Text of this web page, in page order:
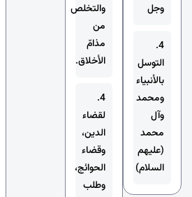
وجل
4.
التوسل
بالأنبياء
ومحمد
وآل
محمد
(عليهم
السلام)
والتخلص
من
مذامّ
الأخلاق.
4.
لقضاء
الدين،
وقضاء
الحوائج،
وطلب